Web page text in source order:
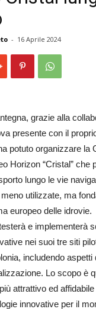
- 16 Aprile 2024
grazie alla
presente con il
potuto organizzare la
Horizon “Cristal” che
lungo le vie
utilizzate, ma
europeo delle idrovie.
e implementerà
nei suoi tre siti
includendo aspetti
Lo scopo è
attrattivo ed
innovative per il